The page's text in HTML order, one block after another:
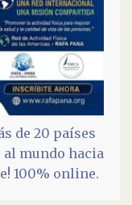
de 20 países
mundo hacia
100% online.